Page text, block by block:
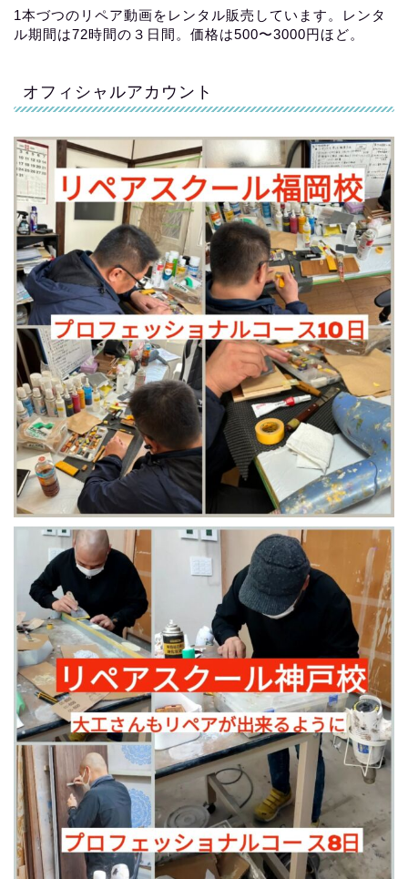
1本づつのリペア動画をレンタル販売しています。レンタ
ル期間は72時間の３日間。価格は500〜3000円ほど。
オフィシャルアカウント